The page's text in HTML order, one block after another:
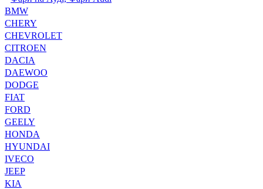
BMW
CHERY
CHEVROLET
CITROEN
DACIA
DAEWOO
DODGE
FIAT
FORD
GEELY
HONDA
HYUNDAI
IVECO
JEEP
KIA